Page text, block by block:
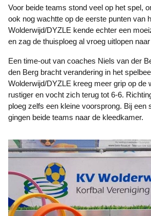
Voor beide teams stond veel op het spel, omdat AKC Achilles
ook nog wachtte op de eerste punten van
Wolderwijd/DYZLE kende echter een
en zag de thuisploeg al vroeg uitlopen
Een time-out van coaches Niels van der Beek en Jeroen van
den Berg bracht verandering in het
Wolderwijd/DYZLE kreeg meer grip op de
rustiger en vocht zich terug tot 6-6.
ploeg zelfs een kleine voorsprong. Bij een
gingen beide teams naar de kleedkamer.